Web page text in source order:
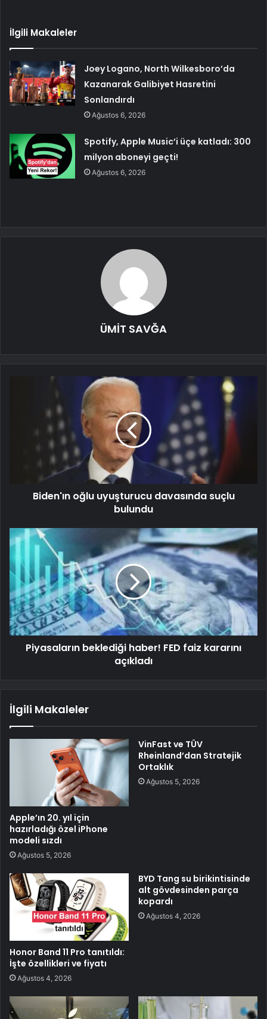
İlgili Makaleler
Joey Logano, North Wilkesboro’da
Kazanarak Galibiyet Hasretini
Sonlandırdı
Ağustos 6, 2026
Spotify, Apple Music’i üçe katladı: 300
milyon aboneyi geçti!
Ağustos 6, 2026
ÜMİT SAVĞA
Biden'ın oğlu uyuşturucu davasında suçlu
bulundu
Piyasaların beklediği haber! FED faiz kararını
açıkladı
İlgili Makaleler
Apple’ın 20. yıl için
hazırladığı özel iPhone
modeli sızdı
Ağustos 5, 2026
VinFast ve TÜV
Rheinland’dan Stratejik
Ortaklık
Ağustos 5, 2026
Honor Band 11 Pro tanıtıldı:
İşte özellikleri ve fiyatı
Ağustos 4, 2026
BYD Tang su birikintisinde
alt gövdesinden parça
kopardı
Ağustos 4, 2026